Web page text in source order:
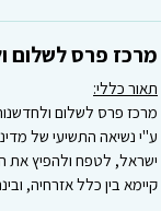
מרכז פרס לשלום
תאור כללי:
ע"י נשיאה התשיעי של
ישראל, לטפח ולהפיץ את
קיימא בין כלל אזרחיה,